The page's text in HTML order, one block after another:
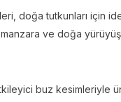
doğa tutkunları için
ve doğa
buz kesimleriyle